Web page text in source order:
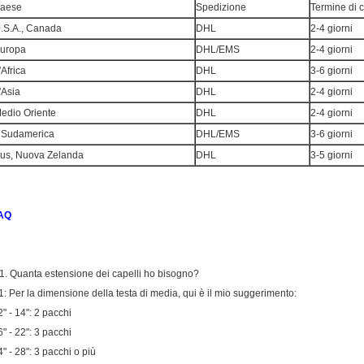
Spedizione
Termine di
Canada
DHL
2-4 giorni
DHL/EMS
2-4 giorni
DHL
3-6 giorni
DHL
2-4 giorni
Oriente
DHL
2-4 giorni
Il Sudamerica
DHL/EMS
3-6 giorni
Nuova Zelanda
DHL 3-5 giorni
Quanta estensione dei capelli ho bisogno?
Per la dimensione della testa di media, qui è il mio suggerimento:
- 14": 2 pacchi
- 22": 3 pacchi
- 28": 3 pacchi o più